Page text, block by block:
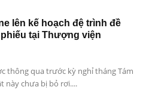
lên kế hoạch đệ trình đề
tại Thượng viện
thông qua trước kỳ nghỉ tháng Tám
này chưa bị bỏ rơi....